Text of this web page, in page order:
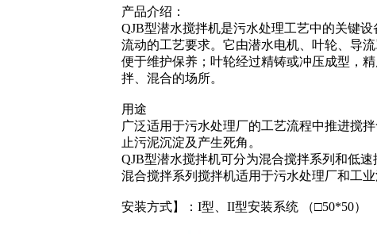
产品介绍：
QJB型潜水搅拌机是污水处理工艺中的关键
流动的工艺要求。它由潜水电机、叶轮、导
便于维护保养；叶轮经过精铸或冲压成型，
拌、混合的场所。
用途
广泛适用于污水处理厂的工艺流程中推进搅
止污泥沉淀及产生死角。
QJB型潜水搅拌机可分为混合搅拌系列和低速
混合搅拌系列搅拌机适用于污水处理厂和工
安装方式】：I型、II型安装系统 （□50*50）